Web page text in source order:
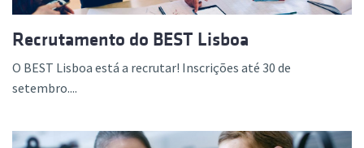
Recrutamento do BEST Lisboa
O BEST Lisboa está a recrutar! Inscrições até 30 de
setembro....